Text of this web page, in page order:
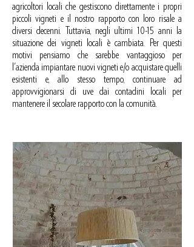
agricoltori locali che gestiscono direttamente i propri
piccoli vigneti e il nostro rapporto con loro risale a
diversi decenni. Tuttavia, negli ultimi 10-15 anni la
situazione dei vigneti locali è cambiata. Per questi
motivi pensiamo che sarebbe vantaggioso per
l'azienda impiantare nuovi vigneti e/o acquistare quelli
esistenti e, allo stesso tempo, continuare ad
approvvigionarsi di uve dai contadini locali per
mantenere il secolare rapporto con la comunità.